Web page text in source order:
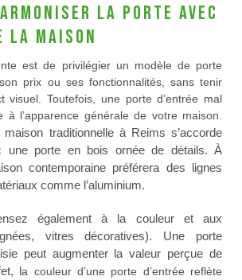
la porte avec
maison
est de privilégier un modèle de porte
prix ou ses fonctionnalités, sans tenir
visuel. Toutefois, une porte d’entrée mal
à l’apparence générale de votre maison.
maison traditionnelle à Reims s’accorde
une porte en bois ornée de détails. À
contemporaine préférera des lignes
comme l’aluminium.
également à la couleur et aux
vitres décoratives). Une porte
peut augmenter la valeur perçue de
la couleur d’une porte d’entrée reflète